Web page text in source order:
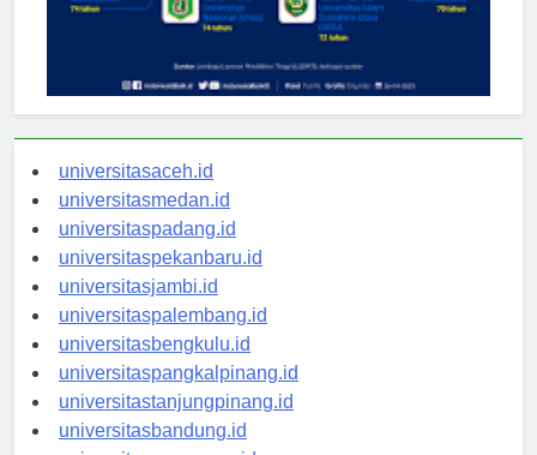
universitasaceh.id
universitasmedan.id
universitaspadang.id
universitaspekanbaru.id
universitasjambi.id
universitaspalembang.id
universitasbengkulu.id
universitaspangkalpinang.id
universitastanjungpinang.id